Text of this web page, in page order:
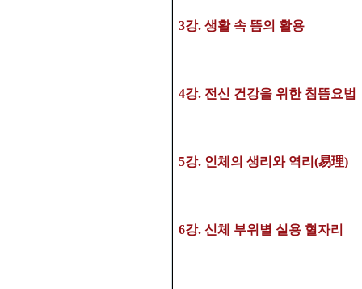
3강. 생활 속 뜸의 활용
4강. 전신 건강을 위한 침뜸요법
5강. 인체의 생리와 역리(易理)
6강. 신체 부위별 실용 혈자리